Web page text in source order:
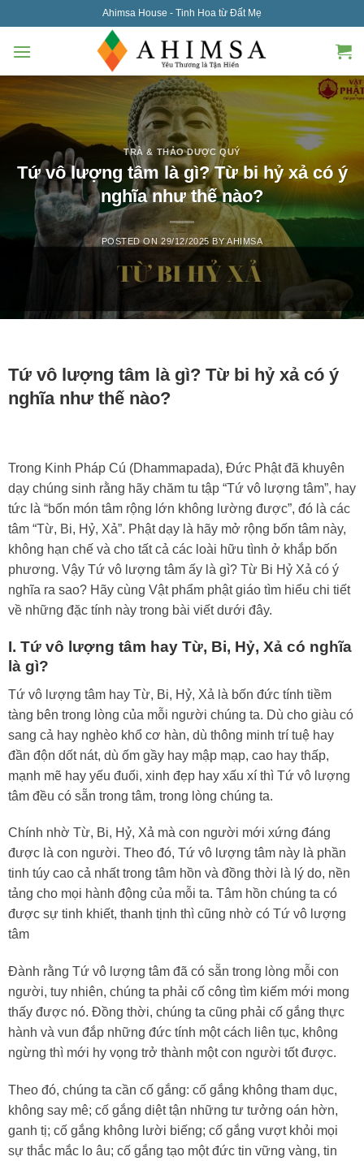
to
content
Ahimsa House - Tinh Hoa từ Đất Mẹ
TRÀ & THẢO DƯỢC QUÝ
Tứ vô lượng tâm là gì? Từ bi hỷ xả có ý
nghĩa như thế nào?
POSTED ON29/12/2025 BYAHIMSA
Tứ vô lượng tâm là gì? Từ bi hỷ xả có ý
nghĩa như thế nào?
Trong Kinh Pháp Cú (Dhammapada), Đức Phật đã khuyên
dạy chúng sinh rằng hãy chăm tu tập “Tứ vô lượng tâm”, hay
tức là “bốn món tâm rộng lớn không lường được”, đó là các
tâm “Từ, Bi, Hỷ, Xả”. Phật dạy là hãy mở rộng bốn tâm này,
không hạn chế và cho tất cả các loài hữu tình ở khắp bốn
phương. Vậy Tứ vô lượng tâm ấy là gì? Từ Bi Hỷ Xả có ý
nghĩa ra sao? Hãy cùng Vật phẩm phật giáo tìm hiểu chi tiết
về những đặc tính này trong bài viết dưới đây.
I. Tứ vô lượng tâm hay Từ, Bi, Hỷ, Xả có nghĩa
là gì?
Tứ vô lượng tâm hay Từ, Bi, Hỷ, Xả là bốn đức tính tiềm
tàng bên trong lòng của mỗi người chúng ta. Dù cho giàu có
sang cả hay nghèo khổ cơ hàn, dù thông minh trí tuệ hay
đần độn dốt nát, dù ốm gầy hay mập mạp, cao hay thấp,
mạnh mẽ hay yếu đuối, xinh đẹp hay xấu xí thì Tứ vô lượng
tâm đều có sẵn trong tâm, trong lòng chúng ta.
Chính nhờ Từ, Bi, Hỷ, Xả mà con người mới xứng đáng
được là con người. Theo đó, Tứ vô lượng tâm này là phần
tinh túy cao cả nhất trong tâm hồn và đồng thời là lý do, nền
tảng cho mọi hành động của mỗi ta. Tâm hồn chúng ta có
được sự tinh khiết, thanh tịnh thì cũng nhờ có Tứ vô lượng
tâm
Đành rằng Tứ vô lượng tâm đã có sẵn trong lòng mỗi con
người, tuy nhiên, chúng ta phải cố công tìm kiếm mới mong
thấy được nó. Đồng thời, chúng ta cũng phải cố gắng thực
hành và vun đắp những đức tính một cách liên tục, không
ngừng thì mới hy vọng trở thành một con người tốt được.
Theo đó, chúng ta cần cố gắng: cố gắng không tham dục,
không say mê; cố gắng diệt tận những tư tưởng oán hờn,
ganh tị; cố gắng không lười biếng; cố gắng vượt khỏi mọi
sự thắc mắc lo âu; cố gắng tạo một đức tin vững vàng, tin